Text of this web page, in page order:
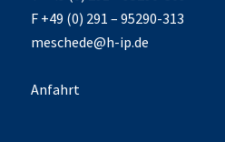
F +49 (0) 291 – 95290-313
meschede@h-ip.de
Anfahrt